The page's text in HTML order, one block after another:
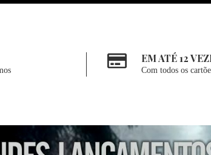
EM ATÉ 12
Com todos os